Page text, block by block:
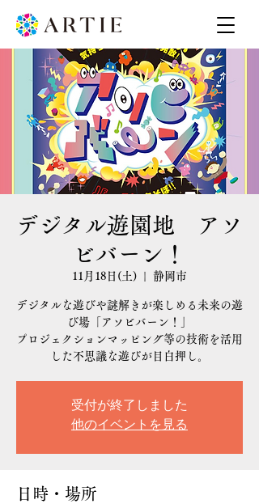
デジタル遊園地 アソ
ビバーン！
11月18日(土) 静岡市
デジタルな遊びや謎解きが楽しめる未来の遊
び場「アソビバーン！」
プロジェクションマッピング等の技術を活用
した不思議な遊びが目白押し。
受付が終了しました
他のイベントを見る
日時・場所